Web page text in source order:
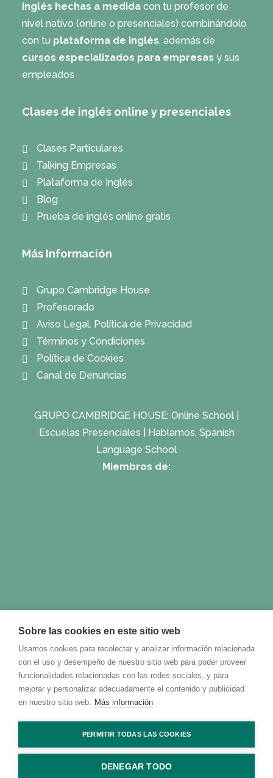
inglés hechas a medida con tu profesor de
nivel nativo (online o presenciales) combinándolo
con tu plataforma de inglés, además de
cursos especializados para empresas y sus
empleados
Clases de inglés online y presenciales
Clases Particulares
Talking Empresas
Plataforma de Inglés
Blog
Prueba de inglés online gratis
Más Información
Grupo Cambridge House
Profesorado
Aviso Legal. Política de Privacidad
Términos y Condiciones
Política de Cookies
Canal de Denuncias
GRUPO CAMBRIDGE HOUSE: Online School
Escuelas Presenciales
Hablamos, Spanish
Language School
Miembros de:
Sobre las cookies en este sitio web
Usamos cookies para recolectar y analizar información relacionada
con el uso y desempeño de nuestro sitio web para poder proveer
funcionalidades relacionadas con las redes sociales, y para
mejorar y personalizar adecuadamente el contenido y publicidad
en nuestro sitio web. Más información
PERMITIR TODAS LAS COOKIES
DENEGAR TODO